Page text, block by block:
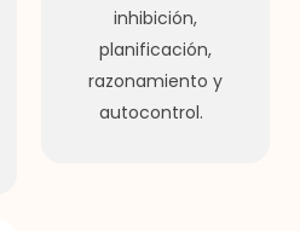
inhibición,
planificación,
razonamiento y
autocontrol.